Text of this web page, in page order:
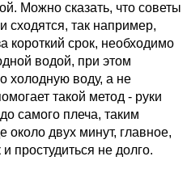
Можно сказать, что советы
сходятся, так например,
короткий срок, необходимо
водой, при этом
холодную воду, а не
такой метод - руки
самого плеча, таким
около двух минут, главное,
простудиться не долго.